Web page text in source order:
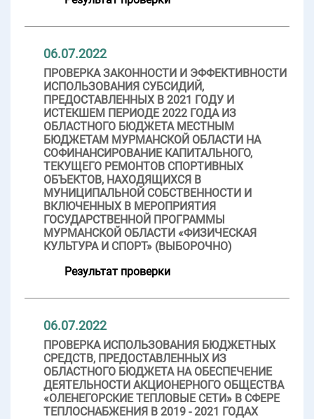
06.07.2022
ПРОВЕРКА ЗАКОННОСТИ И ЭФФЕКТИВНОСТИ
ИСПОЛЬЗОВАНИЯ СУБСИДИЙ,
ПРЕДОСТАВЛЕННЫХ В 2021 ГОДУ И
ИСТЕКШЕМ ПЕРИОДЕ 2022 ГОДА ИЗ
ОБЛАСТНОГО БЮДЖЕТА МЕСТНЫМ
БЮДЖЕТАМ МУРМАНСКОЙ ОБЛАСТИ НА
СОФИНАНСИРОВАНИЕ КАПИТАЛЬНОГО,
ТЕКУЩЕГО РЕМОНТОВ СПОРТИВНЫХ
ОБЪЕКТОВ, НАХОДЯЩИХСЯ В
МУНИЦИПАЛЬНОЙ СОБСТВЕННОСТИ И
ВКЛЮЧЕННЫХ В МЕРОПРИЯТИЯ
ГОСУДАРСТВЕННОЙ ПРОГРАММЫ
МУРМАНСКОЙ ОБЛАСТИ «ФИЗИЧЕСКАЯ
КУЛЬТУРА И СПОРТ» (ВЫБОРОЧНО)
Результат проверки
06.07.2022
ПРОВЕРКА ИСПОЛЬЗОВАНИЯ БЮДЖЕТНЫХ
СРЕДСТВ, ПРЕДОСТАВЛЕННЫХ ИЗ
ОБЛАСТНОГО БЮДЖЕТА НА ОБЕСПЕЧЕНИЕ
ДЕЯТЕЛЬНОСТИ АКЦИОНЕРНОГО ОБЩЕСТВА
«ОЛЕНЕГОРСКИЕ ТЕПЛОВЫЕ СЕТИ» В СФЕРЕ
ТЕПЛОСНАБЖЕНИЯ В 2019 - 2021 ГОДАХ